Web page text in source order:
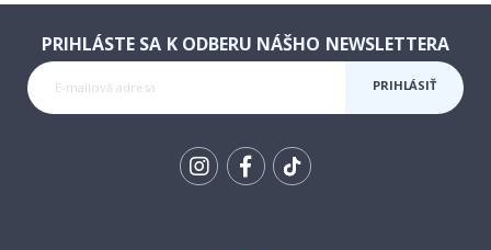
PRIHLÁSTE SA K ODBERU NÁŠHO NEWSLETTERA
PRIHLÁSIŤ